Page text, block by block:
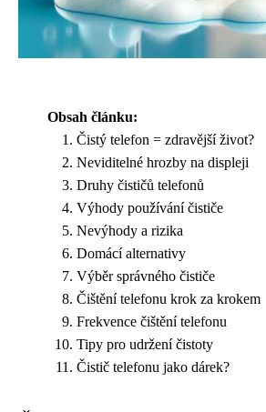
Obsah článku:
Čistý telefon = zdravější život?
Neviditelné hrozby na displeji
Druhy čističů telefonů
Výhody používání čističe
Nevýhody a rizika
Domácí alternativy
Výběr správného čističe
Čištění telefonu krok za krokem
Frekvence čištění telefonu
Tipy pro udržení čistoty
Čistič telefonu jako dárek?